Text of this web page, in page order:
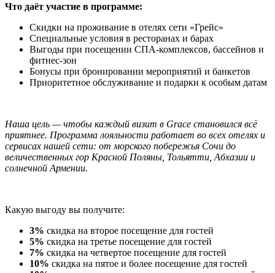
Что даёт участие в программе:
Скидки на проживание в отелях сети «Грейс»
Специальные условия в ресторанах и барах
Выгоды при посещении СПА-комплексов, бассейнов и
фитнес-зон
Бонусы при бронировании мероприятий и банкетов
Приоритетное обслуживание и подарки к особым датам
Наша цель — чтобы каждый визит в Grace становился всё
приятнее. Программа лояльности работает во всех отелях и
сервисах нашей сети: от морского побережья Сочи до
величественных гор Красной Поляны, Тольятти, Абхазии и
солнечной Армении.
Какую выгоду вы получите:
3% скидка на второе посещение для гостей
5% скидка на третье посещение для гостей
7% скидка на четвертое посещение для гостей
10% скидка на пятое и более посещение для гостей